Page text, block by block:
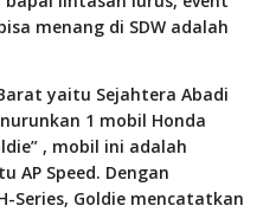
menang di SDW adalah
yaitu Sejahtera Abadi
1 mobil Honda
, mobil ini adalah
AP Speed. Dengan
Series, Goldie mencatatkan